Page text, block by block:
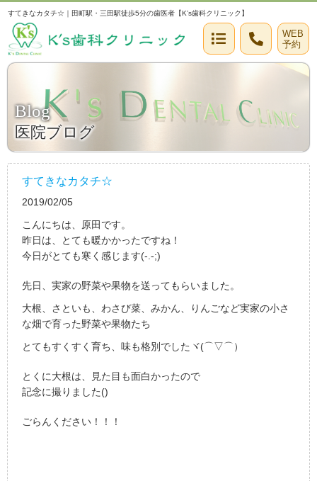
すてきなカタチ☆｜田町駅・三田駅徒歩5分の歯医者【K’s歯科クリニック】
WEB
予約
Blog
医院ブログ
すてきなカタチ☆
2019/02/05
こんにちは、原田です。
昨日は、とても暖かかったですね！
今日がとても寒く感じます(-.-;)
先日、実家の野菜や果物を送ってもらいました。
大根、さといも、わさび菜、みかん、りんごなど実家の小さ
な畑で育った野菜や果物たち
とてもすくすく育ち、味も格別でしたヾ(⌒▽⌒）ゞ
とくに大根は、見た目も面白かったので
記念に撮りました()
ごらんください！！！